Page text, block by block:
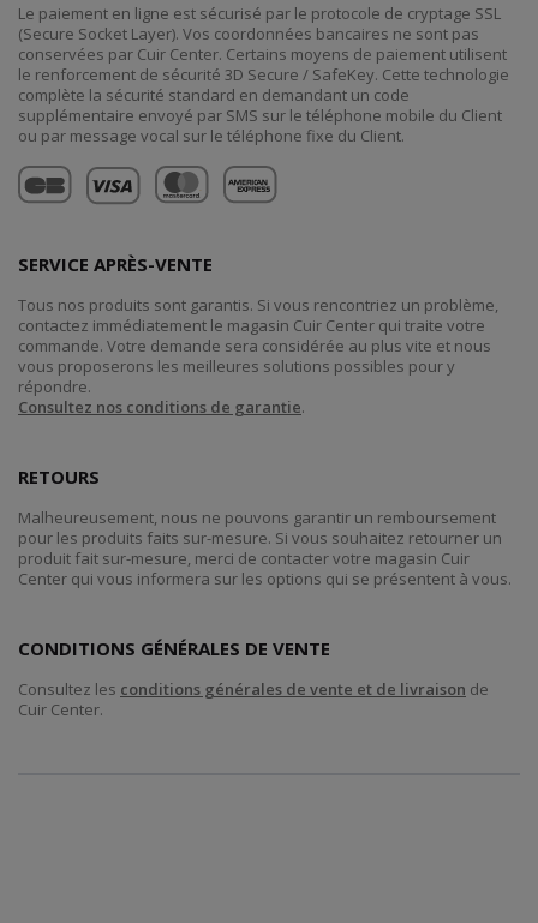
Le paiement en ligne est sécurisé par le protocole de cryptage SSL
(Secure Socket Layer). Vos coordonnées bancaires ne sont pas
conservées par Cuir Center. Certains moyens de paiement utilisent
le renforcement de sécurité 3D Secure / SafeKey. Cette technologie
complète la sécurité standard en demandant un code
supplémentaire envoyé par SMS sur le téléphone mobile du Client
ou par message vocal sur le téléphone fixe du Client.
SERVICE APRÈS-VENTE
Tous nos produits sont garantis. Si vous rencontriez un problème,
contactez immédiatement le magasin Cuir Center qui traite votre
commande. Votre demande sera considérée au plus vite et nous
vous proposerons les meilleures solutions possibles pour y
répondre.
Consultez nos conditions de garantie.
RETOURS
Malheureusement, nous ne pouvons garantir un remboursement
pour les produits faits sur-mesure. Si vous souhaitez retourner un
produit fait sur-mesure, merci de contacter votre magasin Cuir
Center qui vous informera sur les options qui se présentent à vous.
CONDITIONS GÉNÉRALES DE VENTE
Consultez les conditions générales de vente et de livraison de
Cuir Center.